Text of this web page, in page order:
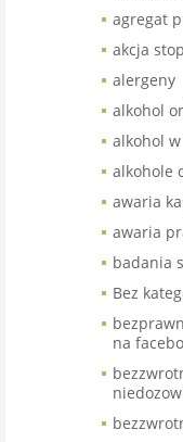
agregat
akcja
alergeny
alkohol
alkohol
alkohole
awaria
awaria
badania
Bez
na